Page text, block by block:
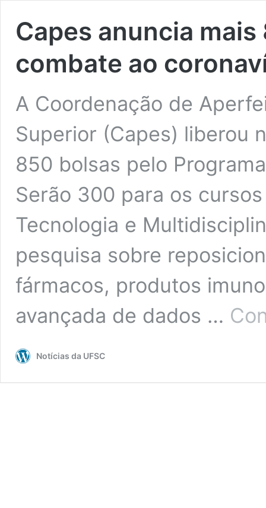
Capes anuncia
combate ao
A Coordenação de
Superior (Capes) liberou
850 bolsas pelo
Serão 300 para os
Tecnologia e
pesquisa sobre
fármacos, produtos
avançada de dados …
Notícias da UFSC